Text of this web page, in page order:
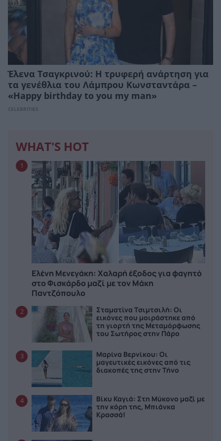
Έλενα Τσαγκρινού: Η τρυφερή ανάρτηση για
τα γενέθλια του Λάμπρου Κωνσταντάρα –
«Happy birthday to you my man»
CELEBRITIES
WHAT'S HOT
1
Ελένη Μενεγάκη: Χαλαρή έξοδος για φαγητό
στο Φισκάρδο μαζί με τον Μάκη
Παντζόπουλο
2
Σταματίνα Τσιμτσιλή: Οι
εικόνες που μοιράστηκε από
τη γιορτή της Μεταμόρφωσης
του Σωτήρος στην Πάρο
3
Μαρίνα Βερνίκου: Οι
μαγευτικές εικόνες από τις
διακοπές της στην Τήνο
4
Βίκυ Καγιά: Στη Μύκονο μαζί με
την κόρη της, Μπιάνκα
Κρασσά!